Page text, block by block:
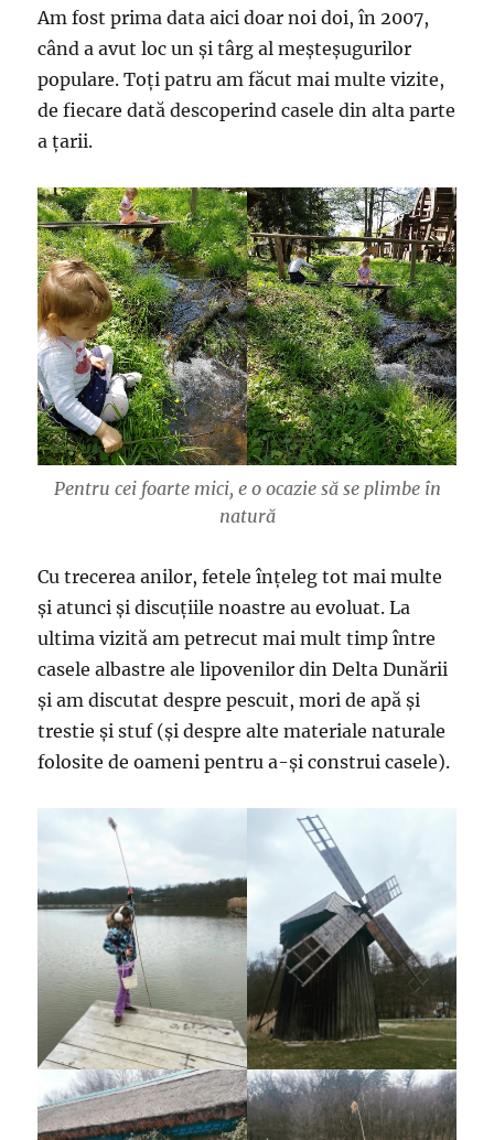
Am fost prima data aici doar noi doi, în 2007,
când a avut loc un și târg al meșteșugurilor
populare. Toți patru am făcut mai multe vizite,
de fiecare dată descoperind casele din alta parte
a țarii.
Pentru cei foarte mici, e o ocazie să se plimbe în
natură
Cu trecerea anilor, fetele înțeleg tot mai multe
și atunci și discuțiile noastre au evoluat. La
ultima vizită am petrecut mai mult timp între
casele albastre ale lipovenilor din Delta Dunării
și am discutat despre pescuit, mori de apă și
trestie și stuf (și despre alte materiale naturale
folosite de oameni pentru a-și construi casele).